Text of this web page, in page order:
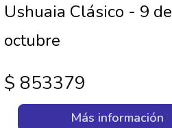
Ushuaia Clásico - 9 de
octubre
$ 853379
Más información